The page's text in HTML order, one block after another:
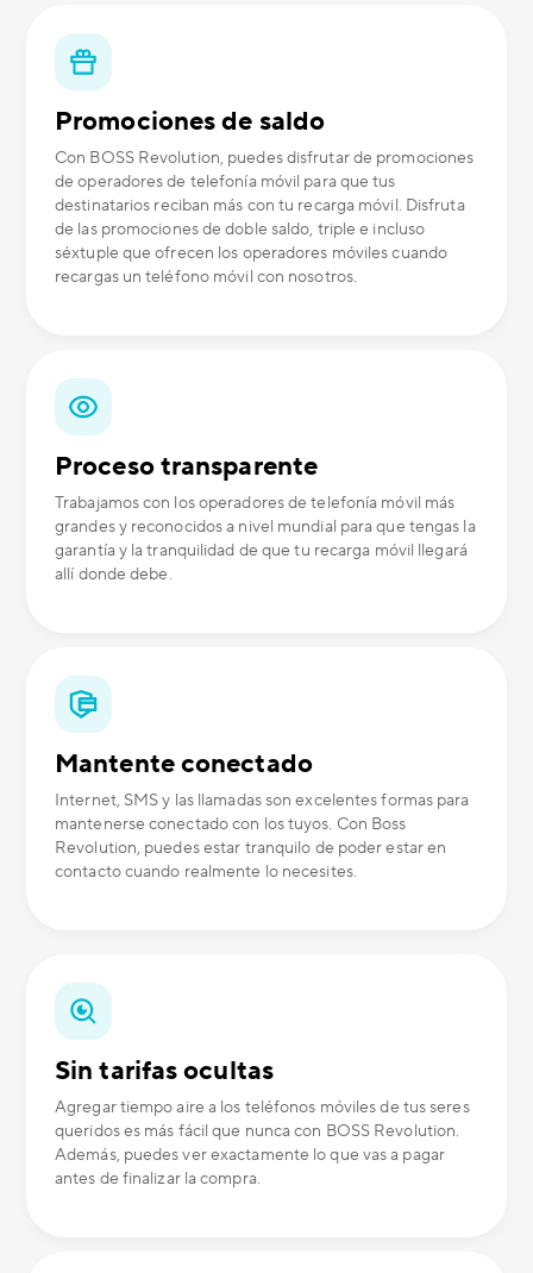
Promociones de saldo
Con BOSS Revolution, puedes disfrutar de promociones
de operadores de telefonía móvil para que tus
destinatarios reciban más con tu recarga móvil. Disfruta
de las promociones de doble saldo, triple e incluso
séxtuple que ofrecen los operadores móviles cuando
recargas un teléfono móvil con nosotros.
Proceso transparente
Trabajamos con los operadores de telefonía móvil más
grandes y reconocidos a nivel mundial para que tengas la
garantía y la tranquilidad de que tu recarga móvil llegará
allí donde debe.
Mantente conectado
Internet, SMS y las llamadas son excelentes formas para
mantenerse conectado con los tuyos. Con Boss
Revolution, puedes estar tranquilo de poder estar en
contacto cuando realmente lo necesites.
Sin tarifas ocultas
Agregar tiempo aire a los teléfonos móviles de tus seres
queridos es más fácil que nunca con BOSS Revolution.
Además, puedes ver exactamente lo que vas a pagar
antes de finalizar la compra.